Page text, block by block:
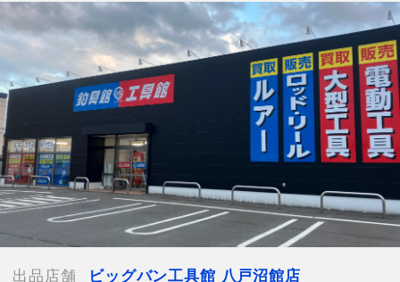
品商品」と「店舗内商品コード」をお知らせ下さい。
電話番号：0178-38-1961
【店舗内商品コード】1040000044962
【メーカー】MAKITA/マキタ
【型番】HS631DGXS
【付属品】純正ケース,取扱説明書,充電器,バッテリー
【ランク】Aランク
少々の使用感はあるが状態の良い中古品
【規格・仕様】
本製品に付属するバッテリーはPSEマーク（電気用品安全法）適
合製品です。
出品店舗 ビッグバン工具館 八戸沼館店